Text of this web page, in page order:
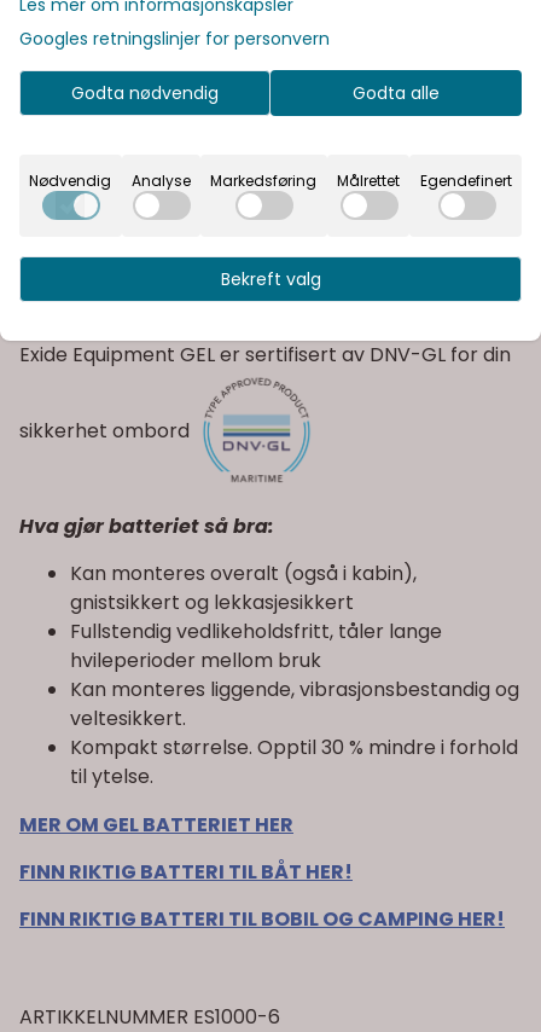
og den effektive ladeprosedyren sikrer pålitelig
ytelse og en svært lang levetid.
EQUIPMENT GEL-serien, som har en Wh*-ytelse på
290–2.400 Wh, dekker strømforbruket til båtens
nødstrømsutstyr.
Exide Equipment GEL er sertifisert av DNV-GL for din
sikkerhet ombord
Hva gjør batteriet så bra:
Kan monteres overalt (også i kabin),
gnistsikkert og lekkasjesikkert
Fullstendig vedlikeholdsfritt, tåler lange
hvileperioder mellom bruk
Kan monteres liggende, vibrasjonsbestandig og
veltesikkert.
Kompakt størrelse. Opptil 30 % mindre i forhold
til ytelse.
MER OM GEL BATTERIET HER
FINN RIKTIG BATTERI TIL BÅT HER!
FINN RIKTIG BATTERI TIL BOBIL OG CAMPING HER!
ARTIKKELNUMMER ES1000-6
Les mer om informasjonskapsler
Googles retningslinjer for personvern
Godta nødvendig Godta alle
Nødvendig Analyse Markedsføring Målrettet Egendefinert
Bekreft valg